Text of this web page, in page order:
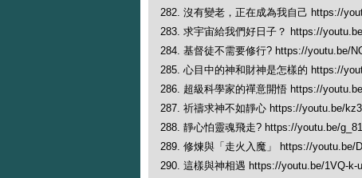
282. 沒有變老，正在成為我自己 https://
283. 求宇宙給我們好日子？ https://
284. 基督徒不需要修行? https://youtu.be/
285. 心目中的神和財神是怎樣的 https://
286. 超級科學家的禪意開悟 https://
287. 祈禱求神不如靜心 https://youtu.be/
288. 靜心怕靈魂飛走? https://youtu.be/
289. 修煉與「走火入魔」 https://youtu.be/
290. 這樣與神相遇 https://youtu.be/1VQ-k-